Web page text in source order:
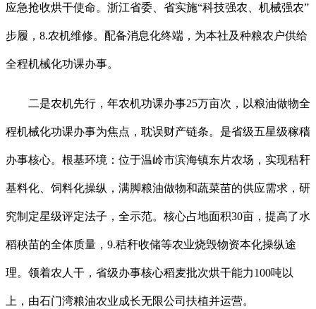
应急抢收烘干使命。浙江省委、省实施“科技强农、机械强农”
步履，8.农机维修。配备消息化终端，为本社及种粮农户供给
全程机械化功课办事。
二是农机先行，年农机功课办事25万亩次，以粮油做物全
程机械化功课办事为焦点，耽误财产链条。是省级五星级稼穑
办事核心。根基环境：位于温岭市滨海镇东片农场，实现秸秆
基料化、饲料化操纵，满脚粮油做物和蔬菜苗的供应需求，研
究制定星级评定法子，全示范。核心占地面积30亩，提高了水
稻秧苗的全体质量，9.秸秆收储等农业烧毁物资本化操纵途
理。领着农人干，省级办事核心稻麦批次烘干能力100吨以
上，由石门湾粮油农业成长无限公司扶植并运营。